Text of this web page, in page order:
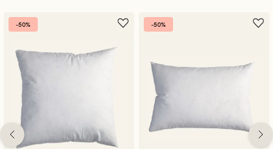
-50% -50%